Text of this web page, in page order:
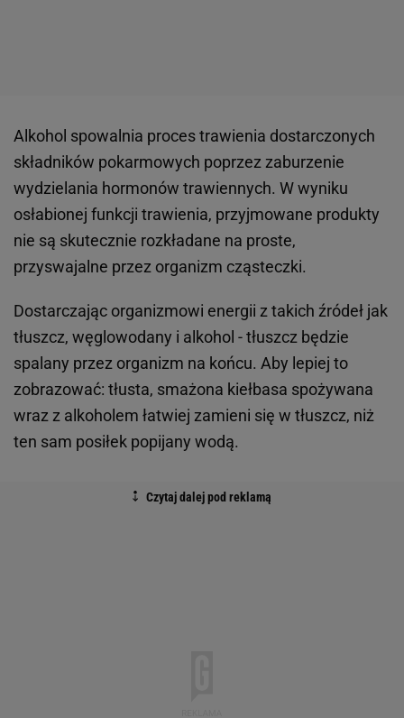
Alkohol spowalnia proces trawienia dostarczonych
składników pokarmowych poprzez zaburzenie
wydzielania hormonów trawiennych. W wyniku
osłabionej funkcji trawienia, przyjmowane produkty
nie są skutecznie rozkładane na proste,
przyswajalne przez organizm cząsteczki.
Dostarczając organizmowi energii z takich źródeł jak
tłuszcz, węglowodany i alkohol - tłuszcz będzie
spalany przez organizm na końcu. Aby lepiej to
zobrazować: tłusta, smażona kiełbasa spożywana
wraz z alkoholem łatwiej zamieni się w tłuszcz, niż
ten sam posiłek popijany wodą.